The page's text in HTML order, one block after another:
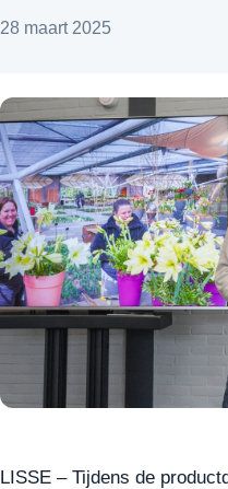
28 maart 2025
LISSE – Tijdens de